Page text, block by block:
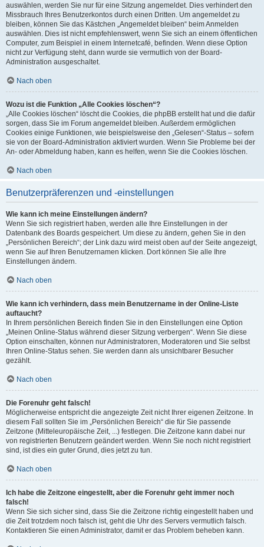
auswählen, werden Sie nur für eine Sitzung angemeldet. Dies verhindert den
Missbrauch Ihres Benutzerkontos durch einen Dritten. Um angemeldet zu
bleiben, können Sie das Kästchen „Angemeldet bleiben“ beim Anmelden
auswählen. Dies ist nicht empfehlenswert, wenn Sie sich an einem öffentlichen
Computer, zum Beispiel in einem Internetcafé, befinden. Wenn diese Option
nicht zur Verfügung steht, dann wurde sie vermutlich von der Board-
Administration ausgeschaltet.
Nach oben
Wozu ist die Funktion „Alle Cookies löschen“?
„Alle Cookies löschen“ löscht die Cookies, die phpBB erstellt hat und die dafür
sorgen, dass Sie im Forum angemeldet bleiben. Außerdem ermöglichen
Cookies einige Funktionen, wie beispielsweise den „Gelesen“-Status – sofern
sie von der Board-Administration aktiviert wurden. Wenn Sie Probleme bei der
An- oder Abmeldung haben, kann es helfen, wenn Sie die Cookies löschen.
Nach oben
Benutzerpräferenzen und -einstellungen
Wie kann ich meine Einstellungen ändern?
Wenn Sie sich registriert haben, werden alle Ihre Einstellungen in der
Datenbank des Boards gespeichert. Um diese zu ändern, gehen Sie in den
„Persönlichen Bereich“; der Link dazu wird meist oben auf der Seite angezeigt,
wenn Sie auf Ihren Benutzernamen klicken. Dort können Sie alle Ihre
Einstellungen ändern.
Nach oben
Wie kann ich verhindern, dass mein Benutzername in der Online-Liste
auftaucht?
In Ihrem persönlichen Bereich finden Sie in den Einstellungen eine Option
„Meinen Online-Status während dieser Sitzung verbergen“. Wenn Sie diese
Option einschalten, können nur Administratoren, Moderatoren und Sie selbst
Ihren Online-Status sehen. Sie werden dann als unsichtbarer Besucher
gezählt.
Nach oben
Die Forenuhr geht falsch!
Möglicherweise entspricht die angezeigte Zeit nicht Ihrer eigenen Zeitzone. In
diesem Fall sollten Sie im „Persönlichen Bereich“ die für Sie passende
Zeitzone (Mitteleuropäische Zeit, ...) festlegen. Die Zeitzone kann dabei nur
von registrierten Benutzern geändert werden. Wenn Sie noch nicht registriert
sind, ist dies ein guter Grund, dies jetzt zu tun.
Nach oben
Ich habe die Zeitzone eingestellt, aber die Forenuhr geht immer noch
falsch!
Wenn Sie sich sicher sind, dass Sie die Zeitzone richtig eingestellt haben und
die Zeit trotzdem noch falsch ist, geht die Uhr des Servers vermutlich falsch.
Kontaktieren Sie einen Administrator, damit er das Problem beheben kann.